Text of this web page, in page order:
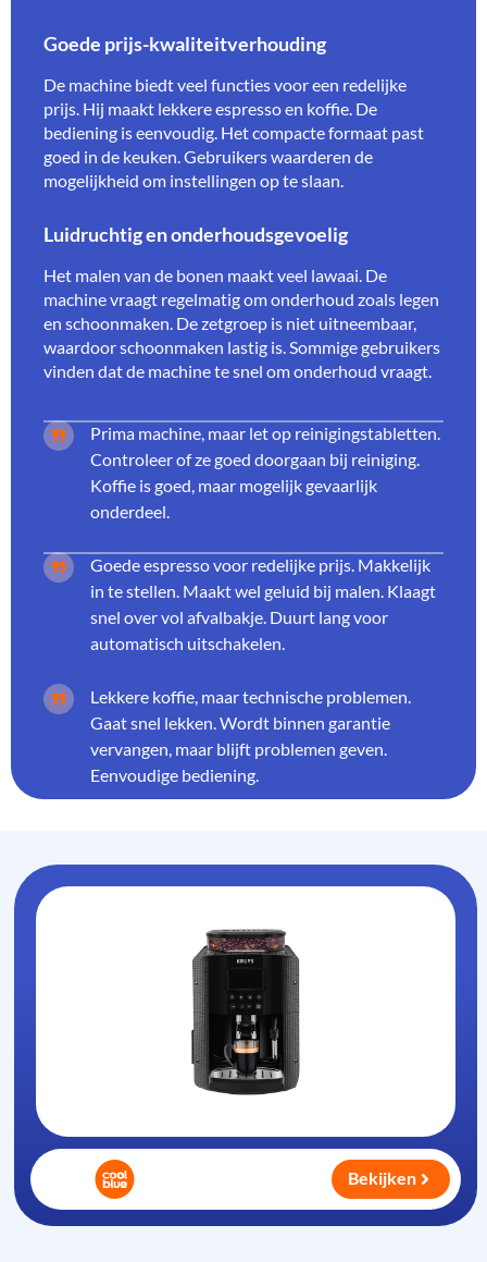
Goede prijs-kwaliteitverhouding
De machine biedt veel functies voor een redelijke
prijs. Hij maakt lekkere espresso en koffie. De
bediening is eenvoudig. Het compacte formaat past
goed in de keuken. Gebruikers waarderen de
mogelijkheid om instellingen op te slaan.
Luidruchtig en onderhoudsgevoelig
Het malen van de bonen maakt veel lawaai. De
machine vraagt regelmatig om onderhoud zoals legen
en schoonmaken. De zetgroep is niet uitneembaar,
waardoor schoonmaken lastig is. Sommige gebruikers
vinden dat de machine te snel om onderhoud vraagt.
Prima machine, maar let op reinigingstabletten.
Controleer of ze goed doorgaan bij reiniging.
Koffie is goed, maar mogelijk gevaarlijk
onderdeel.
Goede espresso voor redelijke prijs. Makkelijk
in te stellen. Maakt wel geluid bij malen. Klaagt
snel over vol afvalbakje. Duurt lang voor
automatisch uitschakelen.
Lekkere koffie, maar technische problemen.
Gaat snel lekken. Wordt binnen garantie
vervangen, maar blijft problemen geven.
Eenvoudige bediening.
Bekijken